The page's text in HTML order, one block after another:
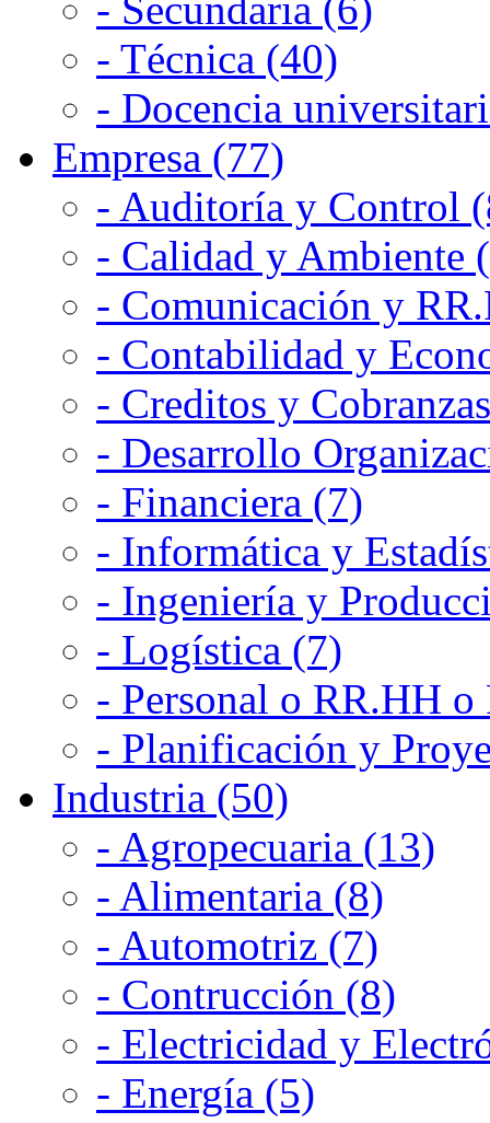
- Técnica (40)
- Docencia
Empresa (77)
- Auditoría y Control
- Calidad y Ambiente
- Comunicación y
- Contabilidad y
- Creditos y
- Desarrollo
- Financiera (7)
- Informática y
- Ingeniería y
- Logística (7)
- Personal o RR.HH
- Planificación y
Industria (50)
- Agropecuaria (13)
- Alimentaria (8)
- Automotriz (7)
- Contrucción (8)
- Electricidad y
- Energía (5)